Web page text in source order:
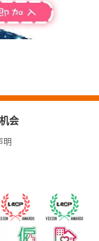
会
明